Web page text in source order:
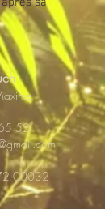
52
00032